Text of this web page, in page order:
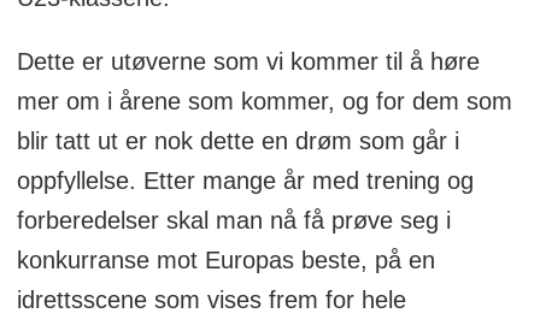
Dette er utøverne som vi kommer til å høre
mer om i årene som kommer, og for dem som
blir tatt ut er nok dette en drøm som går i
oppfyllelse. Etter mange år med trening og
forberedelser skal man nå få prøve seg i
konkurranse mot Europas beste, på en
idrettsscene som vises frem for hele